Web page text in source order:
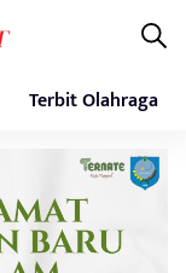
Terbit Olahraga